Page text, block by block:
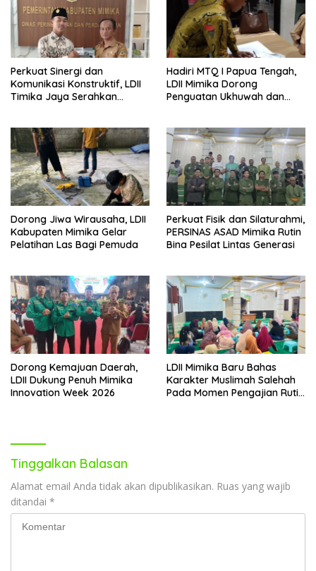
Perkuat Sinergi dan
Komunikasi Konstruktif, LDII
Timika Jaya Serahkan
Hadiri MTQ I Papua Tengah,
LDII Mimika Dorong
Penguatan Ukhuwah dan
Dorong Jiwa Wirausaha, LDII
Kabupaten Mimika Gelar
Pelatihan Las Bagi Pemuda
Perkuat Fisik dan Silaturahmi,
PERSINAS ASAD Mimika Rutin
Bina Pesilat Lintas Generasi
Dorong Kemajuan Daerah,
LDII Dukung Penuh Mimika
Innovation Week 2026
LDII Mimika Baru Bahas
Karakter Muslimah Salehah
Pada Momen Pengajian Rutin
Tinggalkan Balasan
Alamat email Anda tidak akan dipublikasikan. Ruas yang wajib
ditandai *